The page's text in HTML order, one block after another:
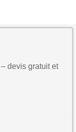
devis gratuit et